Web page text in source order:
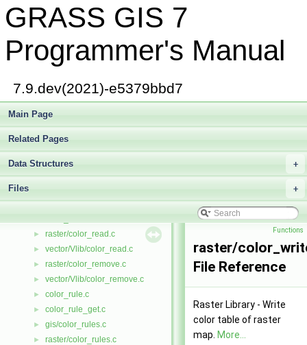
GRASS GIS 7
Programmer's Manual
7.9.dev(2021)-e5379bbd7
Main Page
Related Pages
+
Data Structures
+
Files
► pngdriver/color.c
► psdriver/color.c
► color_compat.c
color_free.c
color_get.c
color_hist.c
► color_init.c
► color_insrt.c
► color_invrt.c
► color_look.c
► color_org.c
► color_rand.c
► raster/color_read.c
► vector/Vlib/color_read.c
► raster/color_remove.c
► vector/Vlib/color_remove.c
► color_rule.c
► color_rule_get.c
► gis/color_rules.c
► raster/color_rules.c
Functions
raster/
File Reference
Raster Library - Write
color table of raster
map. More...